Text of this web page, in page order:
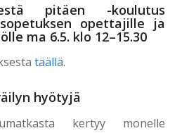
pitäen -koulutus
opettajille ja
ma 6.5. klo 12–15.30
täällä.
hyötyjä
kertyy monelle